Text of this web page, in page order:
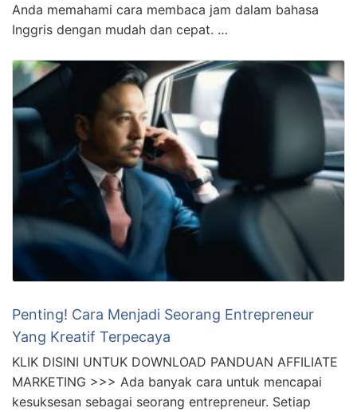
Anda memahami cara membaca jam dalam bahasa
Inggris dengan mudah dan cepat. …
Penting! Cara Menjadi Seorang Entrepreneur
Yang Kreatif Terpecaya
KLIK DISINI UNTUK DOWNLOAD PANDUAN AFFILIATE
MARKETING >>> Ada banyak cara untuk mencapai
kesuksesan sebagai seorang entrepreneur. Setiap